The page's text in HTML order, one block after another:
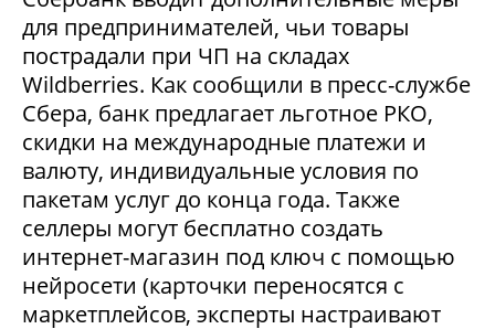
для предпринимателей, чьи товары
пострадали при ЧП на складах
Wildberries. Как сообщили в пресс-службе
Сбера, банк предлагает льготное РКО,
скидки на международные платежи и
валюту, индивидуальные условия по
пакетам услуг до конца года. Также
селлеры могут бесплатно создать
интернет-магазин под ключ с помощью
нейросети (карточки переносятся с
маркетплейсов, эксперты настраивают